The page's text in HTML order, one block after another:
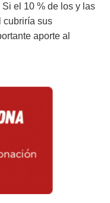
el 10 % de los y las
cubriría sus
aporte al